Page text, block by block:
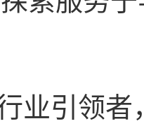
业引领